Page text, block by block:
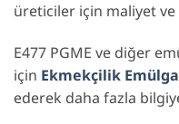
üreticiler için maliyet ve
E477 PGME ve diğer
için Ekmekçilik
ederek daha fazla